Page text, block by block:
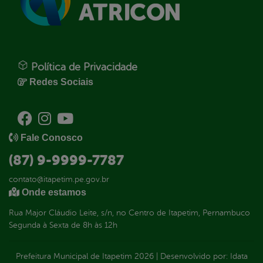
Política de Privacidade
Redes Sociais
Fale Conosco
(87) 9-9999-7787
contato@itapetim.pe.gov.br
Onde estamos
Rua Major Cláudio Leite, s/n, no Centro de Itapetim, Pernambuco
Segunda à Sexta de 8h às 12h
Prefeitura Municipal de Itapetim 2026| Desenvolvido por: Idata